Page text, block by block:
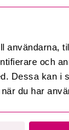
användarna,
och
Dessa kan i
du har